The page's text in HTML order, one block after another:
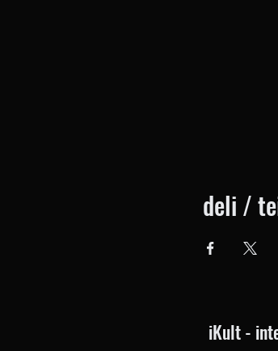
deli /
iKult -